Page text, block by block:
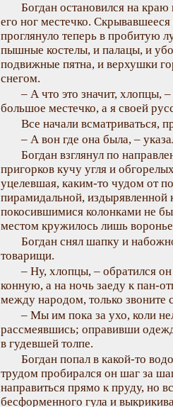
Богдан остановился на
его ног местечко.
проглянуло теперь в пробитую
пышные костелы, и палацы, и
подвижные пятна, и верхушки
снегом.
– А что это значит, хлопцы,
большое местечко, а я своей
Все начали всматриваться,
– А вон где она была, –
Богдан взглянул по
пригорков кучу угля и
уцелевшая, каким-то чудом от
пирамидальной,
покосившимися колонками не
местом кружилось лишь
Богдан снял шапку и
товарищи.
– Ну, хлопцы, – обратился
конную, а на ночь заеду к пан-
между народом, только звоните
– Мы им пока за ухо, коли
рассмеявшись; оправивши
в гудевшей толпе.
Богдан попал в какой-то
трудом пробирался он шаг за
направиться прямо к пруду, но
бесформенного гула и